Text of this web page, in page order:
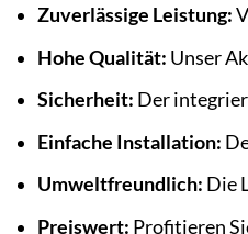
Zuverlässige Leistung:
Hohe Qualität: Unser
Sicherheit: Der
Einfache Installation:
Umweltfreundlich: Die
Preiswert: Profitieren